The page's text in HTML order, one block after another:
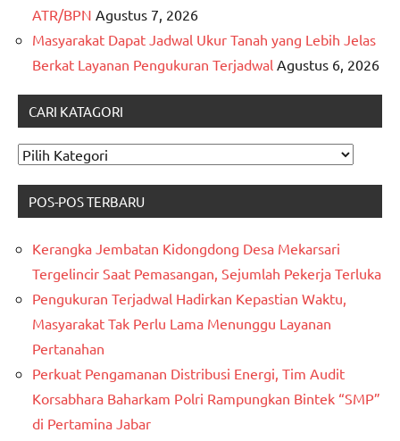
ATR/BPN Agustus 7, 2026
Masyarakat Dapat Jadwal Ukur Tanah yang Lebih Jelas
Berkat Layanan Pengukuran Terjadwal Agustus 6, 2026
CARI KATAGORI
CARI
POS-POS TERBARU
Kerangka Jembatan Kidongdong Desa Mekarsari
Tergelincir Saat Pemasangan, Sejumlah Pekerja Terluka
Pengukuran Terjadwal Hadirkan Kepastian Waktu,
Masyarakat Tak Perlu Lama Menunggu Layanan
Pertanahan
Perkuat Pengamanan Distribusi Energi, Tim Audit
Korsabhara Baharkam Polri Rampungkan Bintek “SMP”
di Pertamina Jabar